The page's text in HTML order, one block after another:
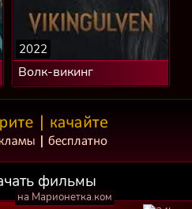
Волк-викинг
2022
фильмы
на Марионетка.ком